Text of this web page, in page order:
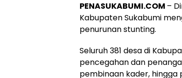
PENASUKABUMI.COM –
Kabupaten Sukabumi
penurunan stunting.
Seluruh 381 desa di
pencegahan dan
pembinaan kader, hingga